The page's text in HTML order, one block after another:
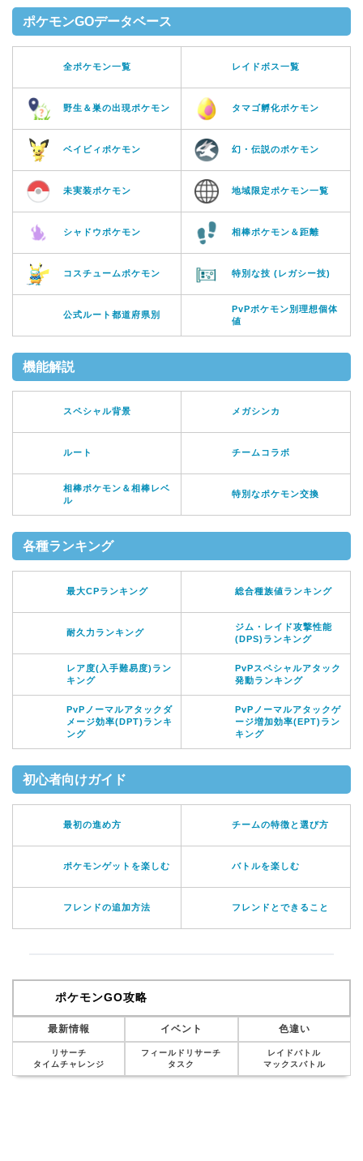
ポケモンGOデータベース
全ポケモン一覧 レイドボス一覧
野生＆巣の出現ポケモン タマゴ孵化ポケモン
ベイビィポケモン 幻・伝説のポケモン
未実装ポケモン 地域限定ポケモン一覧
シャドウポケモン 相棒ポケモン＆距離
コスチュームポケモン 特別な技 (レガシー技)
公式ルート都道府県別
PvPポケモン別理想個体
値
機能解説
スペシャル背景 メガシンカ
ルート チームコラボ
相棒ポケモン＆相棒レベ
ル
特別なポケモン交換
各種ランキング
最大CPランキング 総合種族値ランキング
耐久力ランキング
ジム・レイド攻撃性能
(DPS)ランキング
レア度(入手難易度)ラン
キング
PvPスペシャルアタック
発動ランキング
PvPノーマルアタックダ
メージ効率(DPT)ランキ
ング
PvPノーマルアタックゲ
ージ増加効率(EPT)ラン
キング
初心者向けガイド
最初の進め方 チームの特徴と選び方
ポケモンゲットを楽しむ バトルを楽しむ
フレンドの追加方法 フレンドとできること
ポケモンGO攻略
最新情報 イベント 色違い
リサーチ
タイムチャレンジ
フィールドリサーチ
タスク
レイドバトル
マックスバトル